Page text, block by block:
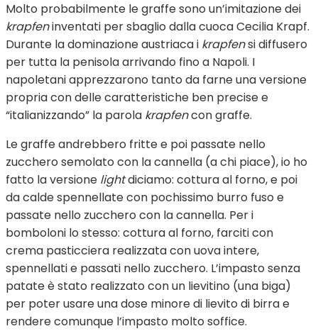
Molto probabilmente le graffe sono un’imitazione dei
krapfeninventati per sbaglio dalla cuoca Cecilia Krapf.
Durante la dominazione austriaca i krapfensi diffusero
per tutta la penisola arrivando fino a Napoli. I
napoletani apprezzarono tanto da farne una versione
propria con delle caratteristiche ben precise e
“italianizzando” la parola krapfencon graffe.
Le graffe andrebbero fritte e poi passate nello
zucchero semolato con la cannella (a chi piace), io ho
fatto la versione lightdiciamo: cottura al forno, e poi
da calde spennellate con pochissimo burro fuso e
passate nello zucchero con la cannella. Per i
bomboloni lo stesso: cottura al forno, farciti con
crema pasticciera realizzata con uova intere,
spennellati e passati nello zucchero. L’impasto senza
patate è stato realizzato con un lievitino (una biga)
per poter usare una dose minore di lievito di birra e
rendere comunque l’impasto molto soffice.